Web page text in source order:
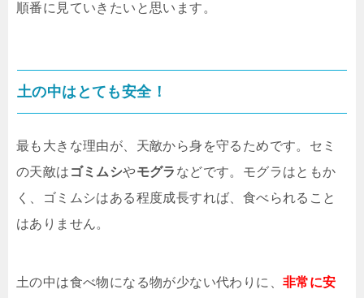
順番に見ていきたいと思います。
土の中はとても安全！
最も大きな理由が、天敵から身を守るためです。セミ
の天敵は ゴミムシやモグラ などです。モグラはともか
く、ゴミムシはある程度成長すれば、食べられること
はありません。
土の中は食べ物になる物が少ない代わりに、 非常に安